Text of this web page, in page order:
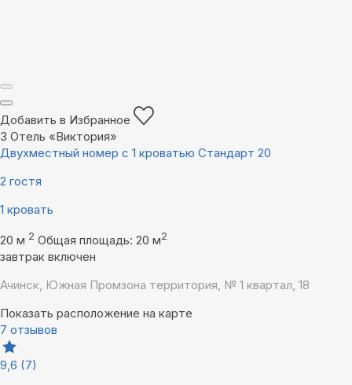
Добавить в Избранное
3 Отель «Виктория»
Двухместный номер с 1 кроватью Стандарт 20
2 гостя
1 кровать
20 м 2 Общая площадь: 20 м2
завтрак включен
Ачинск, Южная Промзона территория, № 1 квартал, 18
Показать расположение на карте
7 отзывов
9,6 (7)